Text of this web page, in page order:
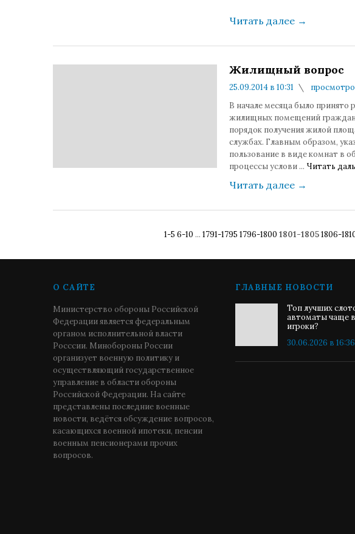
Читать далее →
Жилищный вопрос
25.09.2014 в 10:31
В начале месяца было принято
жилищных помещений
порядок получения жилой
службах. Главным образом,
пользование в виде комнат в
процессы услови ... Читать
Читать далее →
1-5 6-10 ... 1791-1795 1796-1800 1801-1805 1806-
О САЙТЕ
Министерство обороны Российской
Федерации является федеральным
органом исполнительной власти
Росссии. Минобороны России
организует военную политику и
осуществляющий государственное
управление в области обороны
Российской Федерации. На сайте
представлены последние военные
новости, ведётся обсуждение вопросов,
касающихся военной ипотеки, пенсии
военным пенсионерами прочих
вопросов.
ГЛАВНЫЕ НОВОСТИ
Топ лучших
автоматы чаще
игроки?
30.06.2026 в 16:36